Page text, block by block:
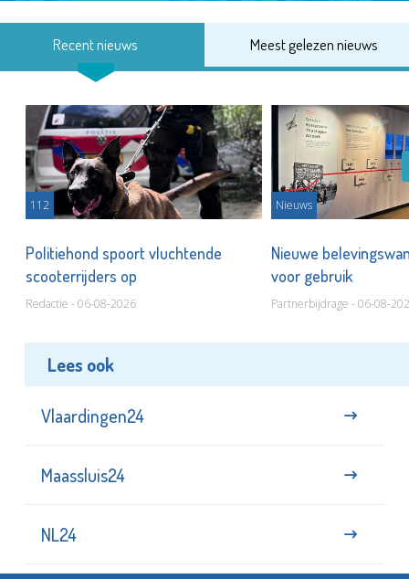
Recent nieuws Meest gelezen nieuws
112
Politiehond spoort vluchtende
scooterrijders op
Redactie - 06-08-2026
Nieuws
Nieuwe
voor gebruik
Partnerbijdrage - 06-08-
Lees ook
Vlaardingen24
Maassluis24
NL24